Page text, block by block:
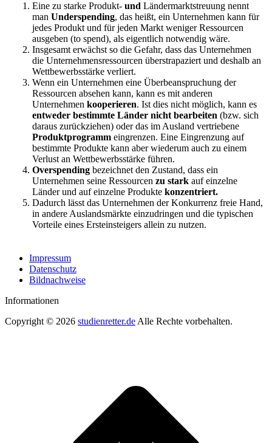
Eine zu starke Produkt- und Ländermarktstreuung nennt
man Underspending, das heißt, ein Unternehmen kann für
jedes Produkt und für jeden Markt weniger Ressourcen
ausgeben (to spend), als eigentlich notwendig wäre.
Insgesamt erwächst so die Gefahr, dass das Unternehmen
die Unternehmensressourcen überstrapaziert und deshalb an
Wettbewerbsstärke verliert.
Wenn ein Unternehmen eine Überbeanspruchung der
Ressourcen absehen kann, kann es mit anderen
Unternehmen kooperieren. Ist dies nicht möglich, kann es
entweder bestimmte Länder nicht bearbeiten (bzw. sich
daraus zurückziehen) oder das im Ausland vertriebene
Produktprogramm eingrenzen. Eine Eingrenzung auf
bestimmte Produkte kann aber wiederum auch zu einem
Verlust an Wettbewerbsstärke führen.
Overspending bezeichnet den Zustand, dass ein
Unternehmen seine Ressourcen zu stark auf einzelne
Länder und auf einzelne Produkte konzentriert.
Dadurch lässt das Unternehmen der Konkurrenz freie Hand,
in andere Auslandsmärkte einzudringen und die typischen
Vorteile eines Ersteinsteigers allein zu nutzen.
Impressum
Datenschutz
Bildnachweise
Informationen
Copyright © 2026 studienretter.de Alle Rechte vorbehalten.